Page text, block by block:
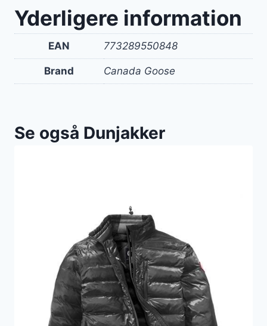
Yderligere information
EAN 773289550848
Brand Canada Goose
Se også Dunjakker